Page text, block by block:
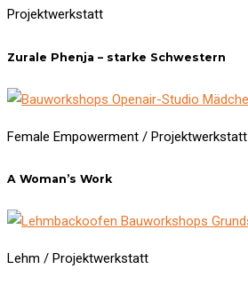
Projektwerkstatt
Zurale Phenja – starke Schwestern
Female Empowerment / Projektwerkstatt
A Woman’s Work
Lehm / Projektwerkstatt